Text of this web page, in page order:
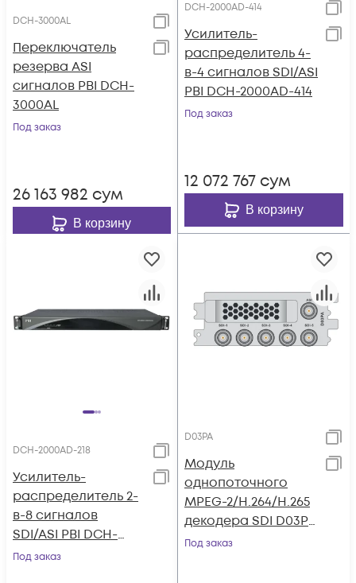
DCH-3000AL
Переключатель
резерва ASI
сигналов PBI DCH-
3000AL
Под заказ
26 163 982 сум
В корзину
DCH-2000AD-414
Усилитель-
распределитель 4-
в-4 сигналов SDI/ASI
PBI DCH-2000AD-414
Под заказ
12 072 767 сум
В корзину
DCH-2000AD-218
Усилитель-
распределитель 2-
в-8 сигналов
SDI/ASI PBI DCH-
2000AD-218
Под заказ
D03PA
Модуль
однопоточного
MPEG-2/H.264/H.265
декодера SDI D03PA
для DCP-3000MF
Под заказ